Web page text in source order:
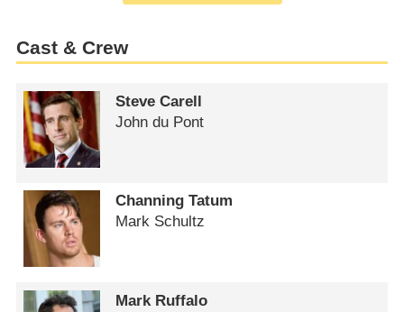
Cast & Crew
Steve Carell
John du Pont
Channing Tatum
Mark Schultz
Mark Ruffalo